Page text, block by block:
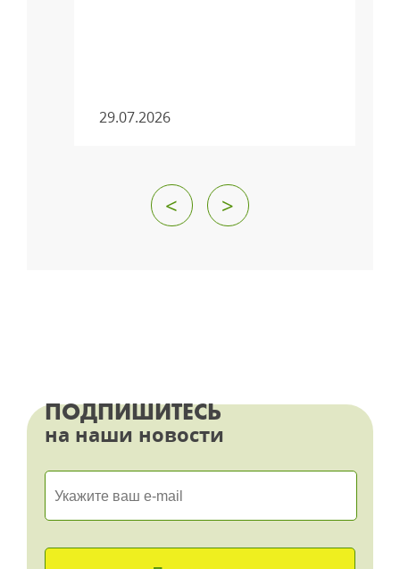
29.07.2026
< >
ПОДПИШИТЕСЬ
на наши новости